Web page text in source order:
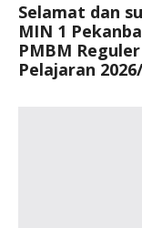
Selamat dan
MIN 1
PMBM
Pelajaran